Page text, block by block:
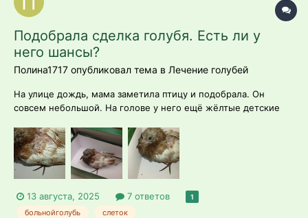
Подобрала сделка голубя. Есть ли у
него шансы?
Полина1717 опубликовал тема в Лечение голубей
На улице дождь, мама заметила птицу и подобрала. Он
совсем небольшой. На голове у него ещё жёлтые детские
гноя вроде нет, выделений из носа не заметила тоже. При
этом птенец активный, пытается летать, издает риск если
брать его, даже как будто х...
13 августа, 2025 7 ответов 1
больнойголубь слеток